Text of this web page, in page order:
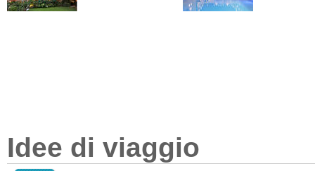
Idee di viaggio